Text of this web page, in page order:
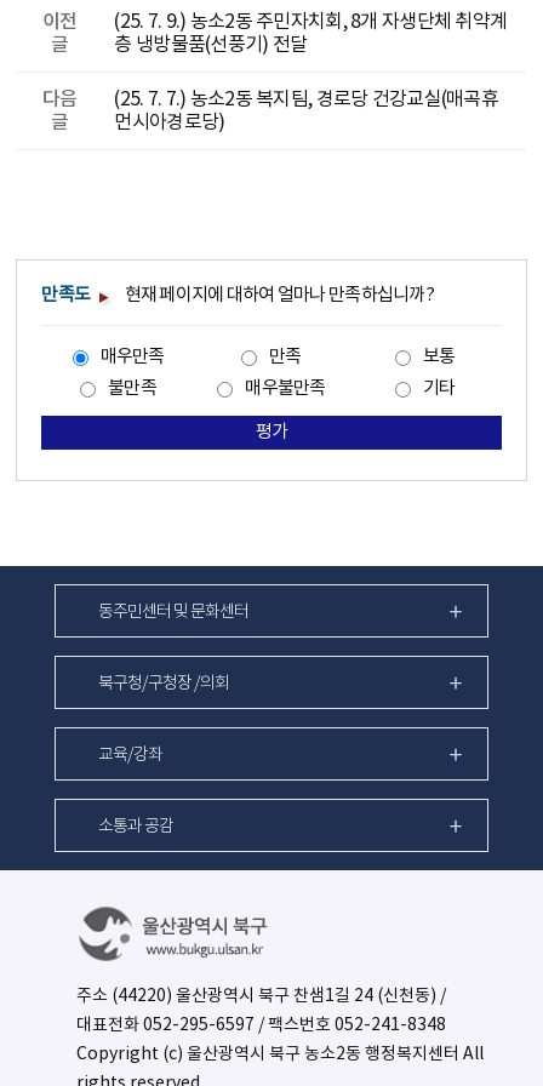
이전
글
(25. 7. 9.) 농소2동 주민자치회, 8개 자생단체 취약계
층 냉방물품(선풍기) 전달
다음
글
(25. 7. 7.) 농소2동 복지팀, 경로당 건강교실(매곡휴
먼시아경로당)
만족도 현재 페이지에 대하여 얼마나 만족하십니까?
매우만족 만족
보통
불만족
매우불만족 기타
평가
동주민센터 및 문화센터
북구청/구청장 /의회
교육/강좌
소통과 공감
주소 (44220) 울산광역시 북구 찬샘1길 24 (신천동) /
대표전화052-295-6597 / 팩스번호 052-241-8348
Copyright (c) 울산광역시 북구 농소2동 행정복지센터 All